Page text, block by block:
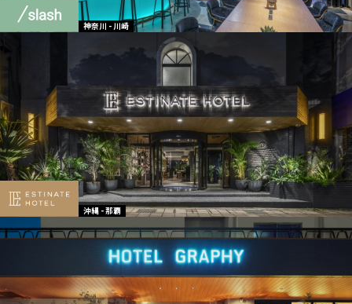
神奈川 - 川崎
沖縄 - 那覇